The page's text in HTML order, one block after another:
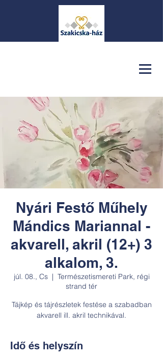
Nyári Festő Műhely
Mándics Mariannal -
akvarell, akril (12+) 3
alkalom, 3.
júl. 08., Cs
  |
Természetismereti Park, régi
strand tér
Tájkép és tájrészletek festése a szabadban
akvarell ill. akril technikával.
Idő és helyszín